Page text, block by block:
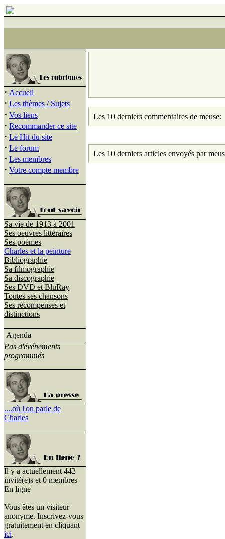
· Accueil
· Les thèmes / Sujets
· Vos liens
· Recommander ce site
· Le Hit du site
· Le forum
· Les membres
· Votre compte membre
Sa vie de 1913 à 2001
Ses oeuvres littéraires
Ses poèmes
Charles et la peinture
Bibliographie
Sa filmographie
Sa discographie
Ses DVD et BluRay
Toutes ses chansons
Ses récompenses et
distinctions
Agenda
Pas d'événements
programmés
....où l'on parle de
Charles
Il y a actuellement 442
invité(e)s et 0 membres
En ligne
Vous êtes un visiteur
anonyme. Inscrivez-vous
gratuitement en cliquant
ici.
Les 10 derniers commentaires de meuse:
Les 10 derniers articles envoyés par